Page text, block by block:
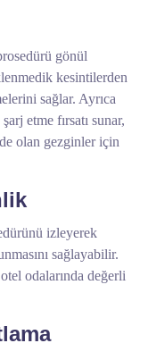
gönül
kesintilerden
sağlar. Ayrıca
etme fırsatı sunar,
olan gezginler için
izleyerek
sağlayabilir.
odalarında değerli